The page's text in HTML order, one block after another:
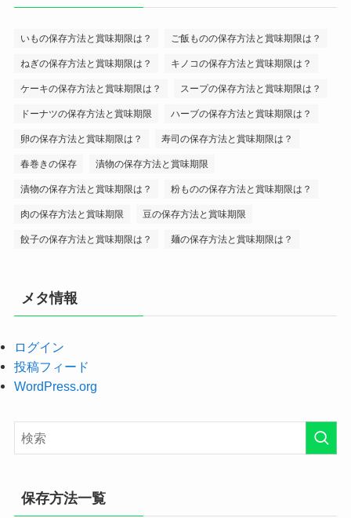
いもの保存方法と賞味期限は？ ご飯ものの保存方法と賞味期限は？
ねぎの保存方法と賞味期限は？ キノコの保存方法と賞味期限は？
ケーキの保存方法と賞味期限は？ スープの保存方法と賞味期限は？
ドーナツの保存方法と賞味期限 ハーブの保存方法と賞味期限は？
卵の保存方法と賞味期限は？ 寿司の保存方法と賞味期限は？
春巻きの保存 漬物の保存方法と賞味期限
漬物の保存方法と賞味期限は？ 粉ものの保存方法と賞味期限は？
肉の保存方法と賞味期限 豆の保存方法と賞味期限
餃子の保存方法と賞味期限は？ 麺の保存方法と賞味期限は？
メタ情報
ログイン
投稿フィード
WordPress.org
保存方法一覧